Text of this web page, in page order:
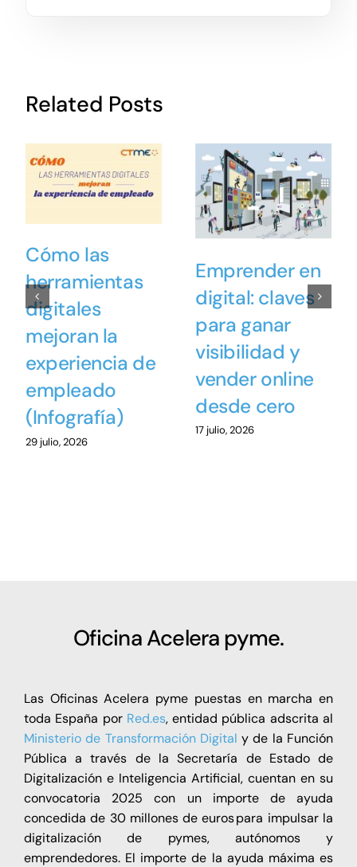
Related Posts
Cómo las
herramientas
digitales
mejoran la
experiencia de
empleado
(Infografía)
29 julio, 2026
Emprender en
digital: claves
para ganar
visibilidad y
vender online
desde cero
17 julio, 2026
Oficina Acelera pyme.
Las Oficinas Acelera pyme puestas en marcha en
toda España por Red.es, entidad pública adscrita al
Ministerio de Transformación Digital y de la Función
Pública a través de la Secretaría de Estado de
Digitalización e Inteligencia Artificial, cuentan en su
convocatoria 2025 con un importe de ayuda
concedida de 30 millones de euros para impulsar la
digitalización de pymes, autónomos y
emprendedores. El importe de la ayuda máxima es